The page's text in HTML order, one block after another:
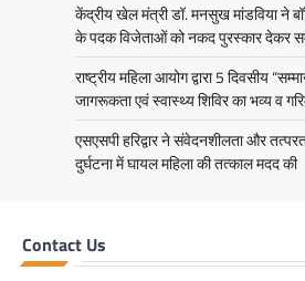
केंद्रीय खेल मंत्री डॉ. मनसुख मांडविया ने
के पदक विजेताओं को नकद पुरस्कार देकर
राष्ट्रीय महिला आयोग द्वारा 5 दिवसीय
जागरूकता एवं स्वास्थ्य शिविर का भव्य व
एसएसपी हरिद्वार ने संवेदनशीलता और
दुर्घटना में घायल महिला की तत्काल मदद की
Contact Us